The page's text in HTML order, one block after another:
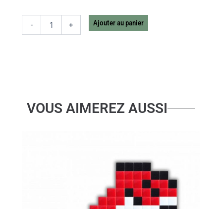
- + Ajouter au panier
VOUS AIMEREZ AUSSI